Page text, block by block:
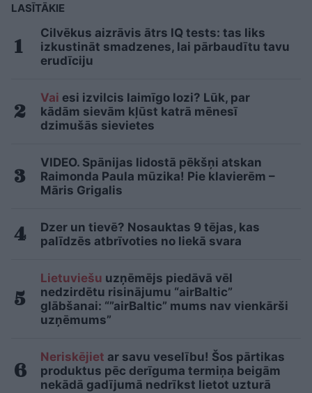
LASĪTĀKIE
Cilvēkus aizrāvis ātrs IQ tests: tas liks
izkustināt smadzenes, lai pārbaudītu tavu
erudīciju
Vai esi izvilcis laimīgo lozi? Lūk, par
kādām sievām kļūst katrā mēnesī
dzimušās sievietes
VIDEO. Spānijas lidostā pēkšņi atskan
Raimonda Paula mūzika! Pie klavierēm –
Māris Grigalis
Dzer un tievē? Nosauktas 9 tējas, kas
palīdzēs atbrīvoties no liekā svara
Lietuviešu uzņēmējs piedāvā vēl
nedzirdētu risinājumu “airBaltic”
glābšanai: “”airBaltic” mums nav vienkārši
uzņēmums”
Neriskējiet ar savu veselību! Šos pārtikas
produktus pēc derīguma termiņa beigām
nekādā gadījumā nedrīkst lietot uzturā